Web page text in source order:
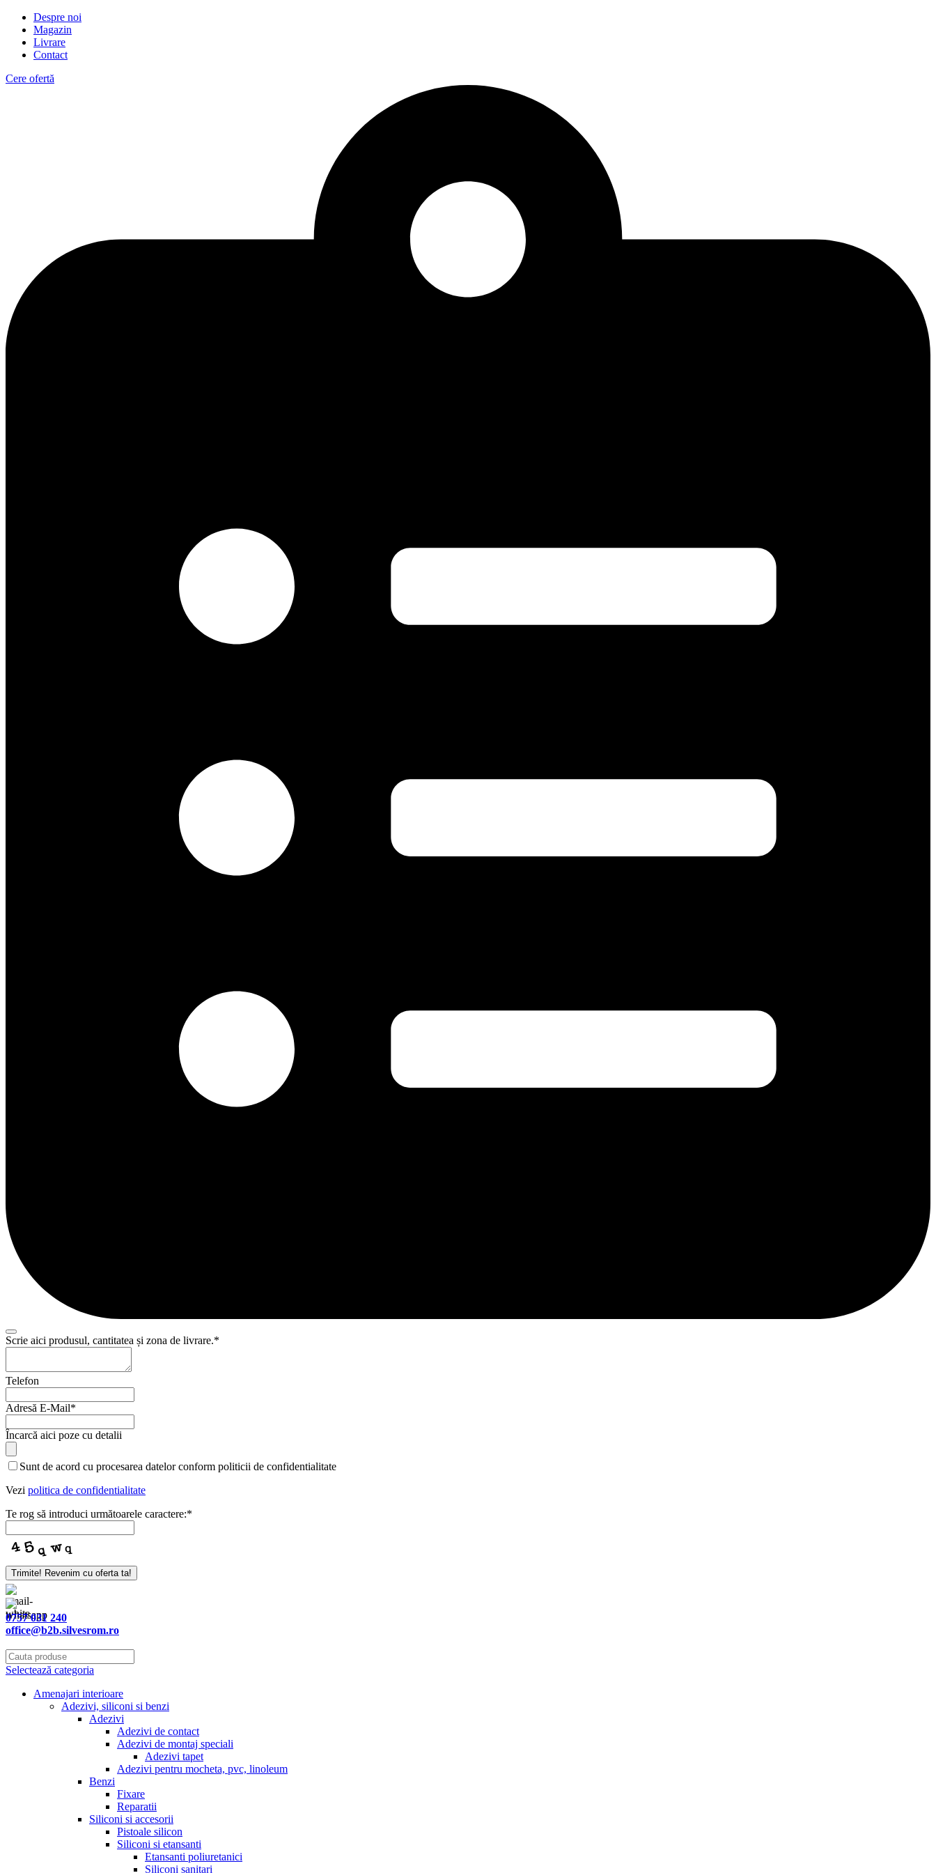
Despre noi
Magazin
Livrare
Contact
Cere ofertă
Scrie aici produsul, cantitatea și zona de livrare.*
Telefon
Adresă E-Mail*
Contact
Email
Încarcă aici poze cu detalii
Sunt de acord cu procesarea datelor conform politicii de confidentialitate
Vezi politica de confidentialitate
Te rog să introduci următoarele caractere:*
Trimite! Revenim cu oferta ta!
0757 031 240
office@b2b.silvesrom.ro
Selectează categoria
Amenajari interioare
Adezivi, siliconi si benzi
Adezivi
Adezivi de contact
Adezivi de montaj speciali
Adezivi tapet
Adezivi pentru mocheta, pvc, linoleum
Benzi
Fixare
Reparatii
Siliconi si accesorii
Pistoale silicon
Siliconi si etansanti
Etansanti poliuretanici
Siliconi sanitari